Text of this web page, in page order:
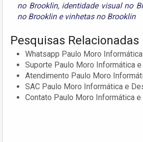
no Brooklin, identidade visual no
no Brookline vinhetas no Brooklin
Pesquisas Relacionadas
Whatsapp Paulo Moro
Suporte Paulo Moro Informática
Atendimento Paulo Moro
SAC Paulo Moro Informática e
Contato Paulo Moro Informática e